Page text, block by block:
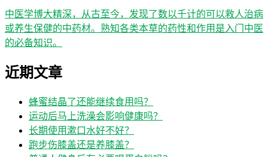
中医学博大精深，从古至今，发现了数以千计的可以救人治病
或养生保健的中药材。熟知各类本草的药性和作用是入门中医
的必备知识。
近期文章
蜂蜜结晶了还能继续食用吗？
运动后马上洗澡会影响健康吗？
长期使用漱口水好不好？
跑步伤膝盖还是养膝盖？